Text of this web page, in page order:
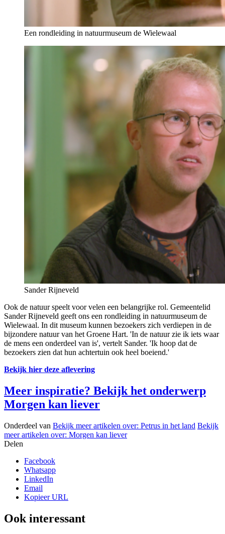
Een rondleiding in natuurmuseum de Wielewaal
Sander Rijneveld
Ook de natuur speelt voor velen een belangrijke rol. Gemeentelid
Sander Rijneveld geeft ons een rondleiding in natuurmuseum de
Wielewaal. In dit museum kunnen bezoekers zich verdiepen in de
bijzondere natuur van het Groene Hart. 'In de natuur zie ik iets waar
de mens een onderdeel van is', vertelt Sander. 'Ik hoop dat de
bezoekers zien dat hun achtertuin ook heel boeiend.'
Bekijk hier deze aflevering
Meer inspiratie? Bekijk het onderwerp
Morgen kan liever
Onderdeel van Bekijk meer artikelen over: Petrus in het land Bekijk
meer artikelen over: Morgen kan liever
Delen
Facebook
Whatsapp
LinkedIn
Email
Kopieer URL
Ook interessant